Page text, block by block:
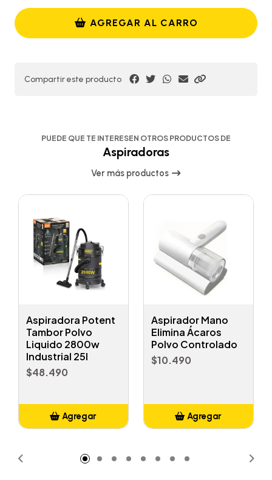
AGREGAR AL CARRO
Compartir este producto
PUEDE QUE TE INTERESEN OTROS PRODUCTOS DE
Aspiradoras
Ver más productos
Aspiradora Potent
Tambor Polvo
Liquido 2800w
Industrial 25l
$48.490
Agregar
Aspirador Mano
Elimina Ácaros
Polvo Controlado
$10.490
Agregar